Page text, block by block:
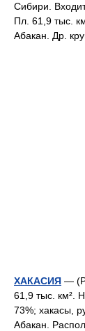
Сибири.
Пл. 61,9 тыс.
Абакан. Др.
ХАКАСИЯ —
61,9 тыс. км².
73%; хакасы,
Абакан.